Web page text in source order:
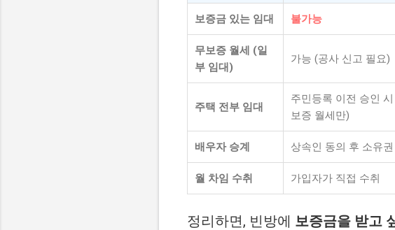
보증금 있는 임대 불가능
무보증 월세 (일
부 임대)
가능 (공사 신고 필요)
주택 전부 임대
주민등록 이전 승인
보증 월세만)
배우자 승계 상속인 동의 후 소유
월 차임 수취 가입자가 직접 수취
정리하면, 빈방에 보증금을 받고